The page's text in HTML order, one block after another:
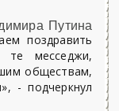
Путина
поздравить
те месседжи,
обществам,
- подчеркнул